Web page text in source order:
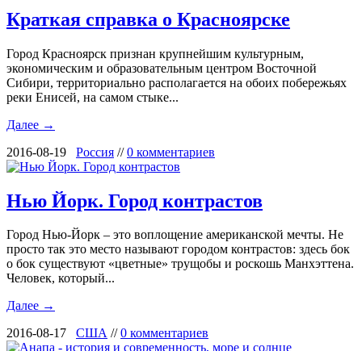
Краткая справка о Красноярске
Город Красноярск признан крупнейшим культурным,
экономическим и образовательным центром Восточной
Сибири, территориально располагается на обоих побережьях
реки Енисей, на самом стыке...
Далее →
2016-08-19 Россия //0 комментариев
Нью Йорк. Город контрастов
Город Нью-Йорк – это воплощение американской мечты. Не
просто так это место называют городом контрастов: здесь бок
о бок существуют «цветные» трущобы и роскошь Манхэттена.
Человек, который...
Далее →
2016-08-17 США //0 комментариев